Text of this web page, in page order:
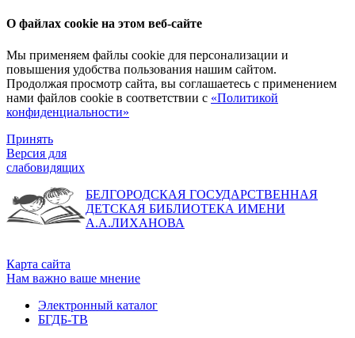
О файлах cookie на этом веб-сайте
Мы применяем файлы cookie для персонализации и
повышения удобства пользования нашим сайтом.
Продолжая просмотр сайта, вы соглашаетесь с применением
нами файлов cookie в соответствии с «Политикой
конфиденциальности»
Принять
Версия для
слабовидящих
БЕЛГОРОДСКАЯ ГОСУДАРСТВЕННАЯ
ДЕТСКАЯ БИБЛИОТЕКА ИМЕНИ
А.А.ЛИХАНОВА
Карта сайта
Нам важно ваше мнение
Электронный каталог
БГДБ-ТВ